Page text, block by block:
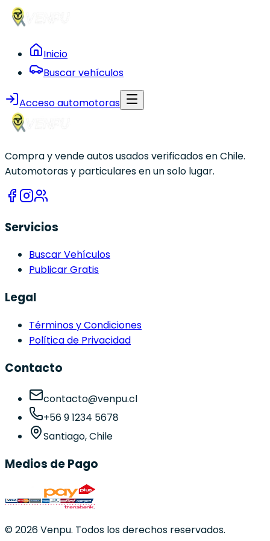
Inicio
Buscar vehículos
Acceso automotoras
Compra y vende autos usados verificados en Chile.
Automotoras y particulares en un solo lugar.
Servicios
Buscar Vehículos
Publicar Gratis
Legal
Términos y Condiciones
Política de Privacidad
Contacto
contacto@venpu.cl
+56 9 1234 5678
Santiago, Chile
Medios de Pago
©2026Venpu. Todos los derechos reservados.